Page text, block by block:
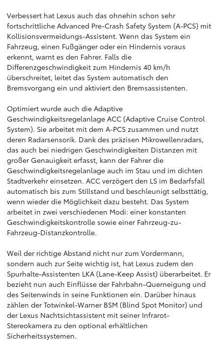
Verbessert hat Lexus auch das ohnehin schon sehr
fortschrittliche Advanced Pre-Crash Safety System (A-PCS) mit
Kollisionsvermeidungs-Assistent. Wenn das System ein
Fahrzeug, einen Fußgänger oder ein Hindernis voraus
erkennt, warnt es den Fahrer. Falls die
Differenzgeschwindigkeit zum Hindernis 40 km/h
überschreitet, leitet das System automatisch den
Bremsvorgang ein und aktiviert den Bremsassistenten.
Optimiert wurde auch die Adaptive
Geschwindigkeitsregelanlage ACC (Adaptive Cruise Control
System). Sie arbeitet mit dem A-PCS zusammen und nutzt
deren Radarsensorik. Dank des präzisen Mikrowellenradars,
das auch bei niedrigen Geschwindigkeiten Distanzen mit
großer Genauigkeit erfasst, kann der Fahrer die
Geschwindigkeitsregelanlage auch im Stau und im dichten
Stadtverkehr einsetzen. ACC verzögert den LS im Bedarfsfall
automatisch bis zum Stillstand und beschleunigt selbsttätig,
wenn wieder die Möglichkeit dazu besteht. Das System
arbeitet in zwei verschiedenen Modi: einer konstanten
Geschwindigkeitskontrolle sowie einer Fahrzeug-zu-
Fahrzeug-Distanzkontrolle.
Weil der richtige Abstand nicht nur zum Vordermann,
sondern auch zur Seite wichtig ist, hat Lexus zudem den
Spurhalte-Assistenten LKA (Lane-Keep Assist) überarbeitet. Er
bezieht nun auch Einflüsse der Fahrbahn-Querneigung und
des Seitenwinds in seine Funktionen ein. Darüber hinaus
zählen der Totwinkel-Warner BSM (Blind Spot Monitor) und
der Lexus Nachtsichtassistent mit seiner Infrarot-
Stereokamera zu den optional erhältlichen
Sicherheitssystemen.